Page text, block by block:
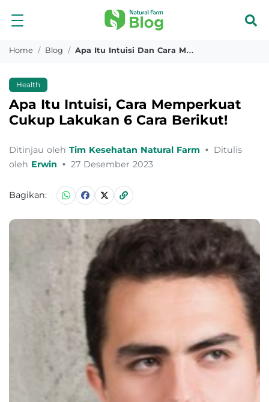
Home Blog Apa Itu Intuisi Dan Cara Memperkuatnya
Health
Apa Itu Intuisi, Cara Memperkuat
Cukup Lakukan 6 Cara Berikut!
Ditinjau oleh Tim Kesehatan Natural Farm • Ditulis
oleh Erwin • 27 Desember 2023
Bagikan: